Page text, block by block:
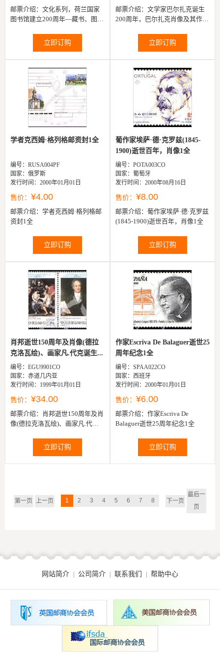
邮票介绍： 文化系列，荷兰国家
图书馆建立200周年—藏书、图形
文学家西蒙·费斯特代克诞生百...
立即订购
邮票介绍： 文学家巴尔扎克诞生
200周年，巴尔扎克肖像及其作品
立即订购
学者克西姆·格列格邮资封1全
编号：RUSA004PF
国家：俄罗斯
发行时间：2000年01月01日
售价： ¥4.00
邮票介绍： 学者克西姆·格列格邮
资封1全
立即订购
葡作家埃萨·德·克罗兹(1845-
1900)逝世百年，肖像1全
编号：POTA003CO
国家：葡萄牙
发行时间：2000年08月16日
售价： ¥8.00
邮票介绍： 葡作家埃萨·德·克罗兹
(1845-1900)逝世百年，肖像1全
立即订购
肖邦逝世150周年及肖像(德拉
克洛瓦绘)、画家凡.代克诞生...
编号：EGU9901CO
国家：赤道几内亚
发行时间：1999年01月01日
售价： ¥34.00
邮票介绍：
肖邦逝世150周年及肖
像(德拉克洛瓦绘)、画家凡.代克
250周年、热气球制造者艾蒂安....
立即订购
作家Escriva De Balaguer逝世25
周年纪念1全
编号：SPAA022CO
国家：西班牙
发行时间：2000年01月01日
售价： ¥6.00
邮票介绍： 作家Escriva De
Balaguer逝世25周年纪念1全
立即订购
第一页 上一页 1 2 3 4 5 6 7 8 下一页
最后一
页
网站简介 公司简介 联系我们 帮助中心